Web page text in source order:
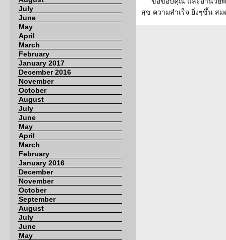
July
June
May
April
March
February
January 2017
December 2016
November
October
August
July
June
May
April
March
February
January 2016
December
November
October
September
August
July
June
May
สุข ความสำเร็จ ยิ่งๆขึ้น ส